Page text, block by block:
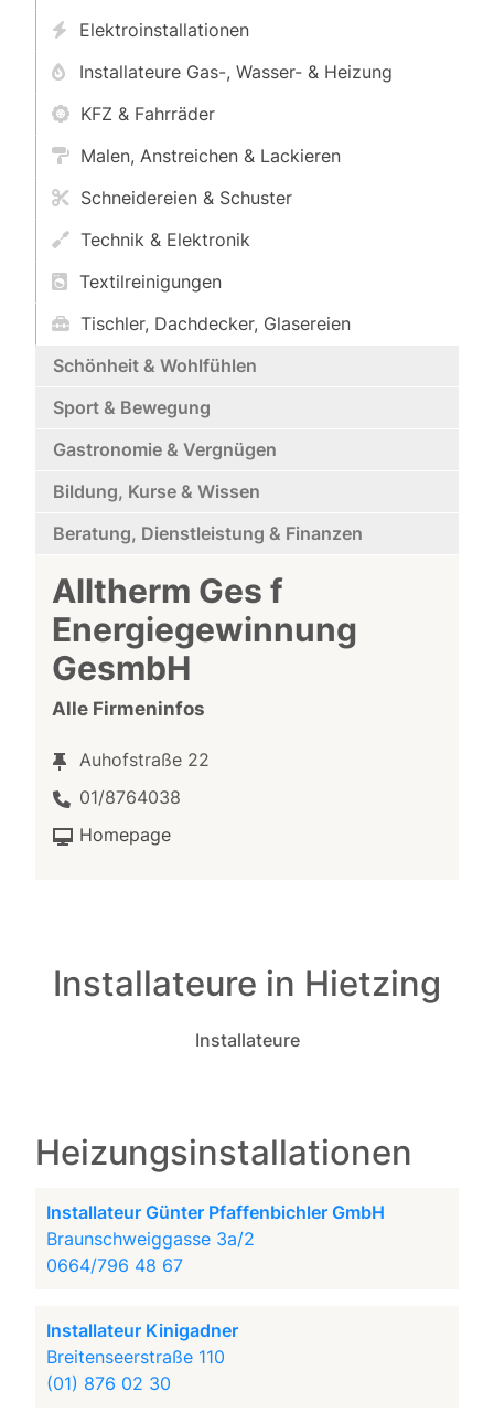
Elektroinstallationen
Installateure Gas-, Wasser- & Heizung
KFZ & Fahrräder
Malen, Anstreichen & Lackieren
Schneidereien & Schuster
Technik & Elektronik
Textilreinigungen
Tischler, Dachdecker, Glasereien
Schönheit & Wohlfühlen
Sport & Bewegung
Gastronomie & Vergnügen
Bildung, Kurse & Wissen
Beratung, Dienstleistung & Finanzen
Alltherm Ges f
Energiegewinnung
GesmbH
Alle Firmeninfos
Auhofstraße 22
01/8764038
Homepage
Installateure in Hietzing
Installateure
Heizungsinstallationen
Installateur Günter Pfaffenbichler GmbH
Braunschweiggasse 3a/2
0664/796 48 67
Installateur Kinigadner
Breitenseerstraße 110
(01) 876 02 30